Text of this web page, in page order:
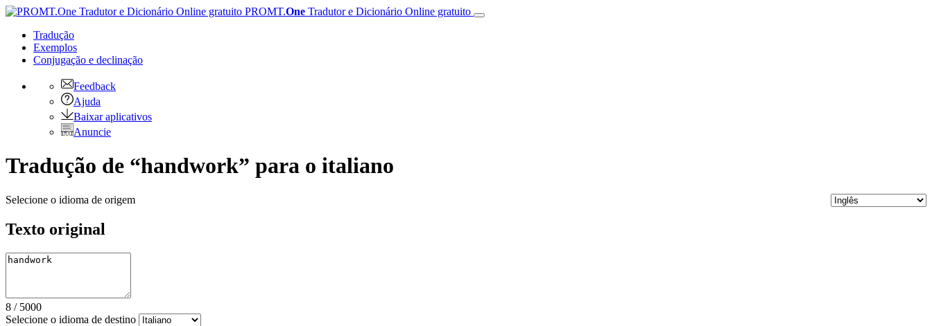
PROMT.One Tradutor e Dicionário Online gratuito
Tradução
Exemplos
Conjugação e declinação
Feedback
Ajuda
Baixar aplicativos
Anuncie
Tradução de “handwork” para o italiano
Selecione o idioma de origem
Texto original
8 / 5000
Selecione o idioma de destino